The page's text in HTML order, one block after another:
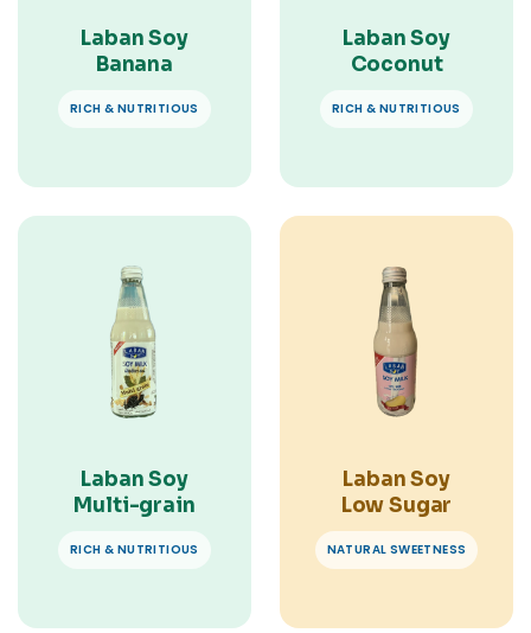
Laban Soy
Banana
RICH & NUTRITIOUS
Laban Soy
Coconut
RICH & NUTRITIOUS
Laban Soy
Multi-grain
RICH & NUTRITIOUS
Laban Soy
Low Sugar
NATURAL SWEETNESS